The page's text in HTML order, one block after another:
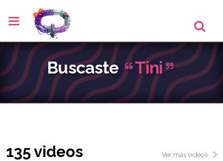
Buscaste Tini
135 videos Ver más videos